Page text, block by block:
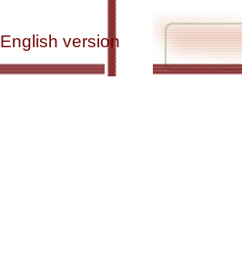
English version